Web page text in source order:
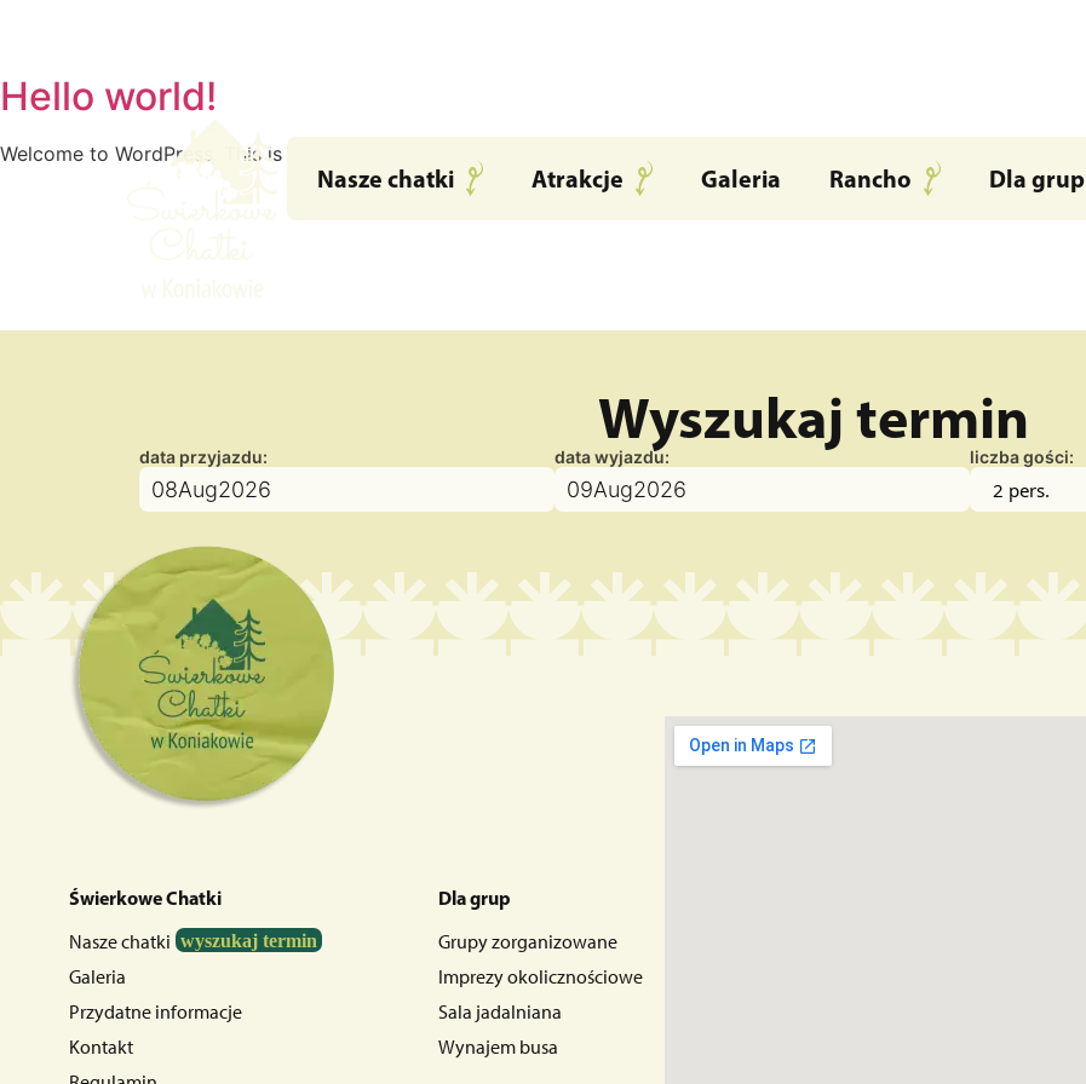
Nasze chatki Atrakcje Galeria Rancho Dla grup
Hello world!
Welcome to WordPress. This is your first post. Edit or delete it, then start writing!
Wyszukaj termin
data przyjazdu:
08Aug2026
data wyjazdu:
09Aug2026
liczba gości:
Świerkowe Chatki
Nasze chatki wyszukaj termin
Galeria
Przydatne informacje
Kontakt
Dla grup
Grupy zorganizowane
Imprezy okolicznościowe
Sala jadalniana
Wynajem busa